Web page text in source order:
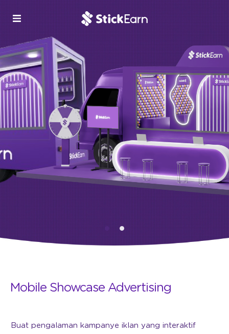
Mobile Showcase Advertising
Buat pengalaman kampanye iklan yang interaktif